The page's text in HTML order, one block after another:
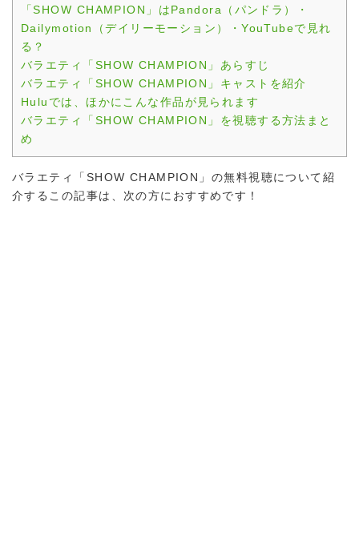
「SHOW CHAMPION」はPandora（パンドラ）・
Dailymotion（デイリーモーション）・YouTubeで見れ
る？
バラエティ「SHOW CHAMPION」あらすじ
バラエティ「SHOW CHAMPION」キャストを紹介
Huluでは、ほかにこんな作品が見られます
バラエティ「SHOW CHAMPION」を視聴する方法まと
め
バラエティ「SHOW CHAMPION」の無料視聴について紹
介するこの記事は、次の方におすすめです！